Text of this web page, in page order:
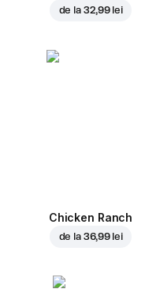
de la 32,99 lei
Chicken Ranch
de la 36,99 lei